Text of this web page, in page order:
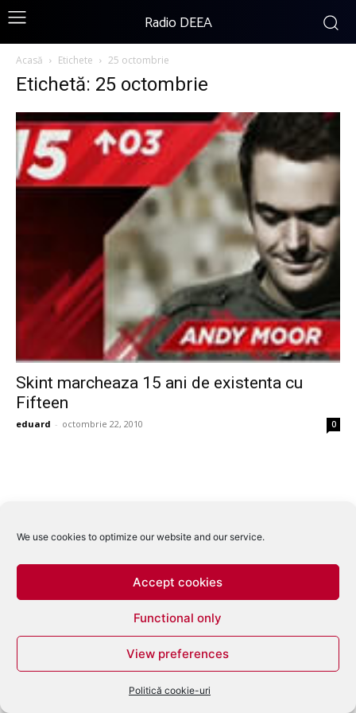
We use cookies to optimize our website and our service.
Accept cookies
Functional only
View preferences
Politică cookie-uri
Radio DEEA
Acasă Etichete 25 octombrie
Etichetă: 25 octombrie
Skint marcheaza 15 ani de existenta cu
Fifteen
eduard - octombrie 22, 2010 0